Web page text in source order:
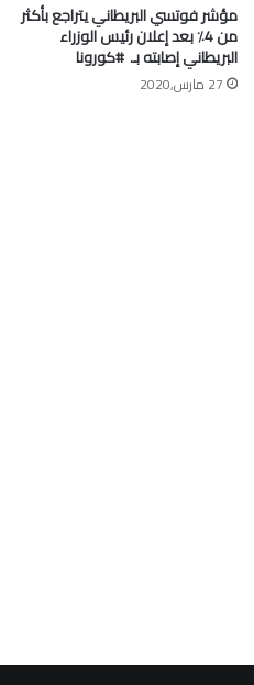
مؤشر فوتسي البريطاني يتراجع بأكثر
من 4٪ بعد إعلان رئيس الوزراء
البريطاني إصابته بـ ⁧ #كورونا⁩
27 مارس,2020